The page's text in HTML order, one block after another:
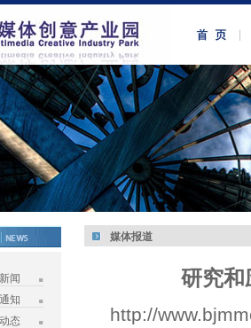
闻
知
态
媒体报道
研究和
http://